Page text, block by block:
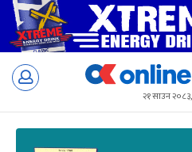
Skip
२१ साउन २०८३,